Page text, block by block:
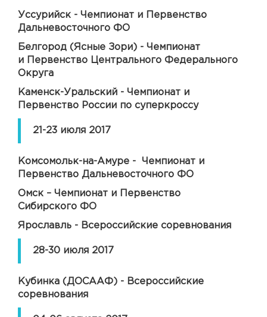
Уссурийск - Чемпионат и Первенство
Дальневосточного ФО
Белгород (Ясные Зори) - Чемпионат
и Первенство Центрального Федерального
Округа
Каменск-Уральский - Чемпионат и
Первенство России по суперкроссу
21-23 июля 2017
Комсомольк-на-Амуре - Чемпионат и
Первенство Дальневосточного ФО
Омск – Чемпионат и Первенство
Сибирского ФО
Ярославль - Всероссийские соревнования
28-30 июля 2017
Кубинка (ДОСААФ) - Всероссийские
соревнования